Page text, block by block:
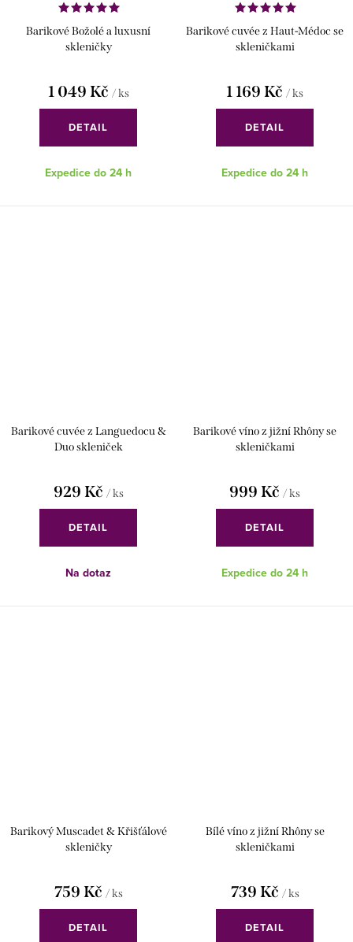
Barikové Božolé a luxusní
skleničky
1 049 Kč / ks
DETAIL
Expedice do 24 h
Barikové cuvée z Haut-Médoc se
skleničkami
1 169 Kč / ks
DETAIL
Expedice do 24 h
Barikové cuvée z Languedocu &
Duo skleniček
929 Kč / ks
DETAIL
Na dotaz
Barikové víno z jižní Rhôny se
skleničkami
999 Kč / ks
DETAIL
Expedice do 24 h
Barikový Muscadet & Křišťálové
skleničky
759 Kč / ks
DETAIL
Bílé víno z jižní Rhôny se
skleničkami
739 Kč / ks
DETAIL